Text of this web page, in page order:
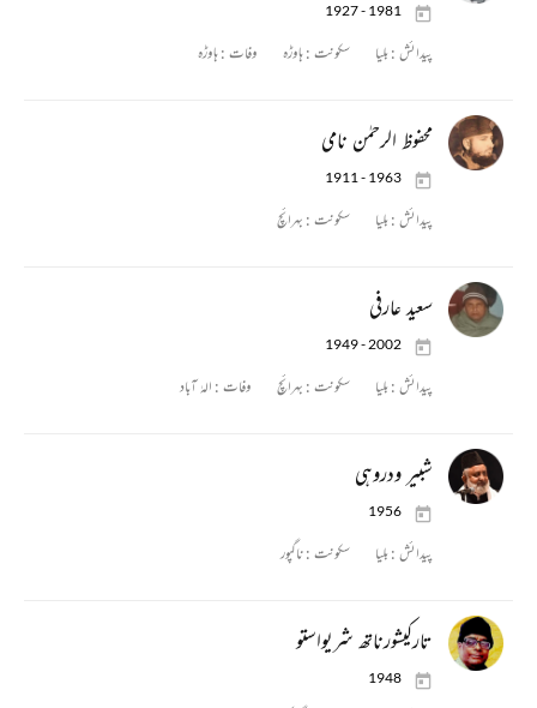
1927 - 1981
پیدائش : بلیا سکونت :ہاوڑہ وفات :ہاوڑہ
محفوظ الرحمٰن نامی
1911 - 1963
پیدائش : بلیا سکونت : بہرائچ
سعید عارفی
1949 - 2002
پیدائش : بلیا سکونت : بہرائچ وفات : الہٰ آباد
شبیر ودروہی
1956
پیدائش : بلیا سکونت :ناگپور
تارکیشورناتھ شریواستو
1948